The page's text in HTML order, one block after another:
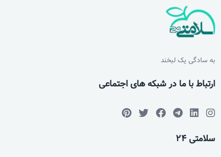
به سادگی یک لبخند
ارتباط با ما در شبکه های اجتماعی
سلامتی 24